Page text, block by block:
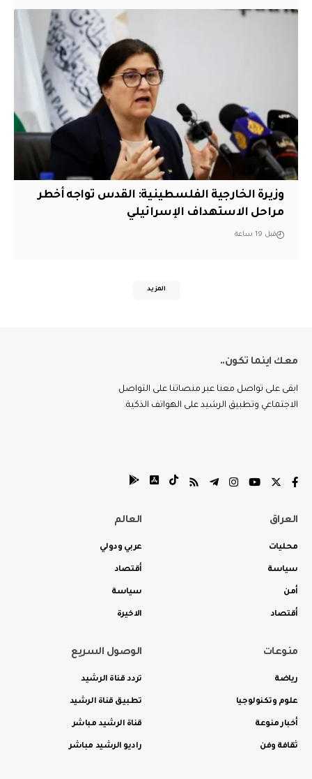
وزيرة الخارجية الفلسطينية: القدس تواجه أخطر
مراحل الاستهداف الإسرائيلي
قبل 19 ساعة
المزيد
معك اينما تكون..
ابقى على تواصل معنا عبر منصاتنا على التواصل
الاجتماعي وتطبيق الرشيد على الهواتف الذكية.
العراق
محليات
سياسة
أمن
أقتصاد
العالم
عربي ودولي
أقتصاد
سياسة
الاخيرة
منوعات
رياضة
علوم وتكنولوجيا
أخبار منوعة
ثقافة وفن
الوصول السريع
تردد قناة الرشيد
تطبيق قناة الرشيد
قناة الرشيد مباشر
راديو الرشيد مباشر